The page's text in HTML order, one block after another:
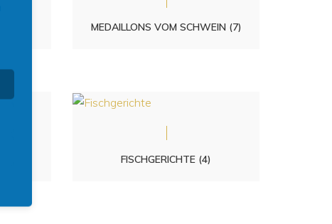
MEDAILLONS VOM SCHWEIN (7)
FISCHGERICHTE (4)